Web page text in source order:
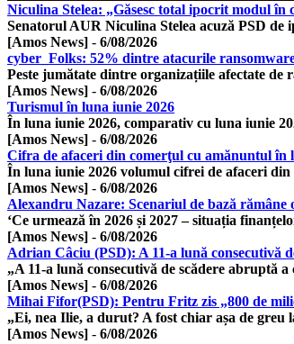
Niculina Stelea: „Găsesc total ipocrit modul în
Senatorul AUR Niculina Stelea acuză PSD
[Amos News] - 6/08/2026
cyber_Folks: 52% dintre atacurile
Peste jumătate dintre organizațiile afectate de
[Amos News] - 6/08/2026
Turismul în luna iunie 2026
În luna iunie 2026, comparativ cu luna iunie
[Amos News] - 6/08/2026
Cifra de afaceri din comerţul cu amănuntul în
În luna iunie 2026 volumul cifrei de afaceri
[Amos News] - 6/08/2026
Alexandru Nazare: Scenariul de bază rămâne
‘Ce urmează în 2026 și 2027 – situația
[Amos News] - 6/08/2026
Adrian Câciu (PSD): A 11-a lună consecutivă
„A 11-a lună consecutivă de scădere abruptă
[Amos News] - 6/08/2026
Mihai Fifor(PSD): Pentru Fritz zis „800 de
„Ei, nea Ilie, a durut? A fost chiar așa de
[Amos News] - 6/08/2026